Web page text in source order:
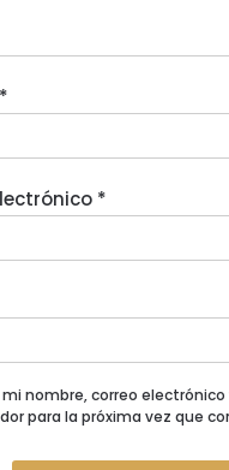
*
*
nombre, correo
para la próxima vez que